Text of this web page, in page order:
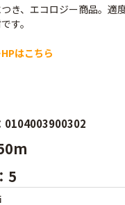
き、エコロジー商品。適
す。
はこちら
0104003900302
5